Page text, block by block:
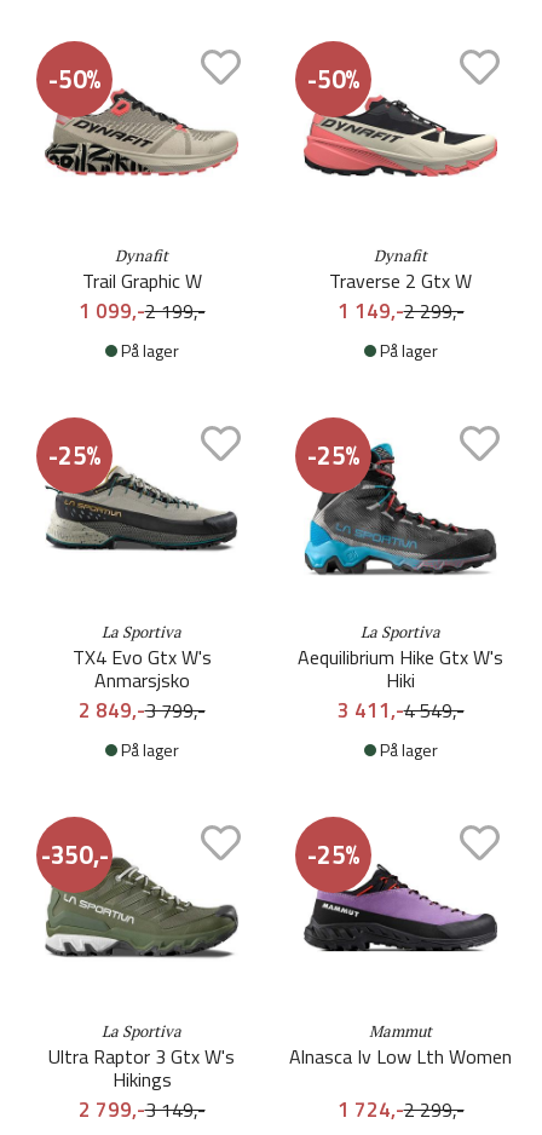
-50%
Dynafit
Trail Graphic W
2 199,-
1 099,-
På lager
-50%
Dynafit
Traverse 2 Gtx W
2 299,-
1 149,-
På lager
-25%
La Sportiva
TX4 Evo Gtx W's
Anmarsjsko
3 799,-
2 849,-
På lager
-25%
La Sportiva
Aequilibrium Hike Gtx W's
Hiki
4 549,-
3 411,-
På lager
-350,-
La Sportiva
Ultra Raptor 3 Gtx W's
Hikings
3 149,-
2 799,-
-25%
Mammut
Alnasca Iv Low Lth Women
2 299,-
1 724,-